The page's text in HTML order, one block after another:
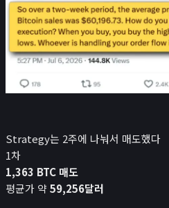
Strategy는 2주에 나눠서 매도했다
1차
1,363 BTC 매도
평균가 약59,256달러